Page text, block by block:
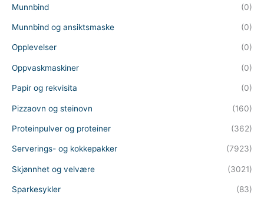
Munnbind (0)
Munnbind og ansiktsmaske (0)
Opplevelser (0)
Oppvaskmaskiner (0)
Papir og rekvisita (0)
Pizzaovn og steinovn (160)
Proteinpulver og proteiner (362)
Serverings- og kokkepakker (7923)
Skjønnhet og velvære (3021)
Sparkesykler (83)